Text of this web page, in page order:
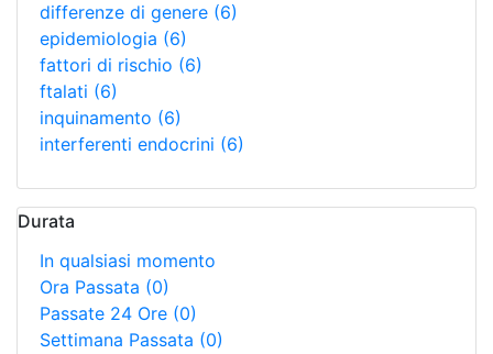
differenze di genere (6)
epidemiologia (6)
fattori di rischio (6)
ftalati (6)
inquinamento (6)
interferenti endocrini (6)
Durata
In qualsiasi momento
Ora Passata (0)
Passate 24 Ore (0)
Settimana Passata (0)